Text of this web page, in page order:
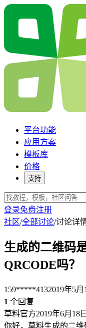
平台功能
应用方案
模板库
价格
支持
登录免费注册
社区/全部讨论/讨论详
生成的二维码
QRCODE吗？
159*****4132019年5月
1 个回复
草料官方2019年6月18日
你好，草料生成的二